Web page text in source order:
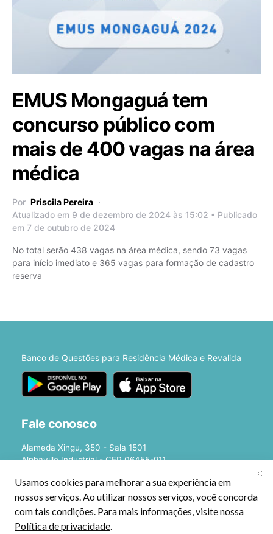
EMUS Mongaguá tem
concurso público com
mais de 400 vagas na área
médica
Por Priscila Pereira
Atualizado em 9 de dezembro de 2024 às 15:02 • Publicado
em 7 de outubro de 2024
No total serão 438 vagas na área médica, sendo 73 vagas
para início imediato e 365 vagas para formação de cadastro
reserva
Banco de Questões para Residência Médica e Revalida
Fale conosco
Alameda Xingu, 350 - Sala 1501
Alphaville Industrial - CEP 06455-911
E-mail:[email protected]
©2026 - Estratégia Medicina - Cursos Online para Residência Médica e